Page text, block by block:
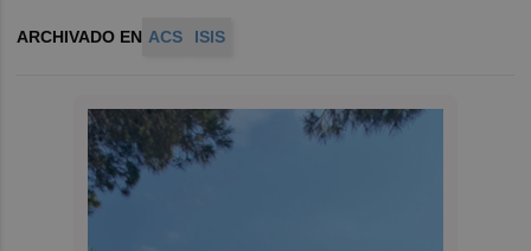
ARCHIVADO EN ACS ISIS